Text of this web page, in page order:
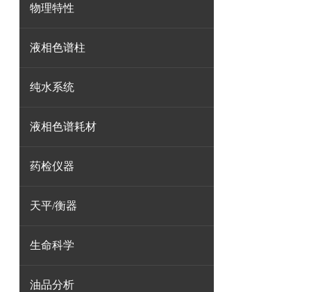
物理特性
液相色谱柱
纯水系统
液相色谱耗材
药检仪器
天平/衡器
生命科学
油品分析